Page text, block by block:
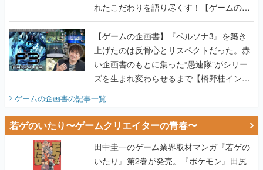
れたこだわりを語り尽くす！【ゲームの企
画書】
【ゲームの企画書】『ペルソナ3』を築き
上げたのは反骨心とリスペクトだった。赤
い企画書のもとに集った“愚連隊”がシリー
ズを生まれ変わらせるまで【橋野桂インタ
ビュー】
ゲームの企画書の記事一覧
若ゲのいたり〜ゲームクリエイターの青春〜
田中圭一のゲーム業界取材マンガ『若ゲの
いたり』第2巻が発売。『ポケモン』田尻